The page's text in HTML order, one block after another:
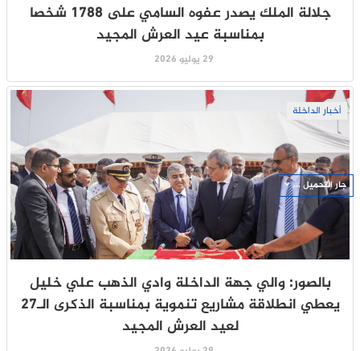
جلالة الملك يصدر عفوه السامي على 1788 شخصا
بمناسبة عيد العرش المجيد
29 يوليو 2026
أخبار الداخلة
بالصور: والي جهة الداخلة وادي الذهب علي خليل
يعطي انطلاقة مشاريع تنموية بمناسبة الذكرى الـ27
لعيد العرش المجيد
جار التحميل ...